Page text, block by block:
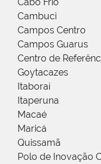
Cambuci
Campos Centro
Campos Guarus
Centro de
Goytacazes
Itaboraí
Itaperuna
Macaé
Maricá
Quissamã
Polo de Inovação